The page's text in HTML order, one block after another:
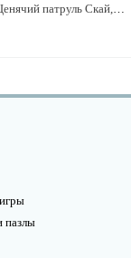
патруль Скай,
пазлы